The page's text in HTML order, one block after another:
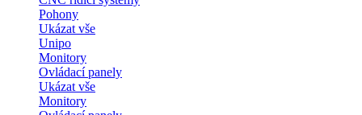
Pohony
Ukázat vše
Unipo
Monitory
Ovládací panely
Ukázat vše
Monitory